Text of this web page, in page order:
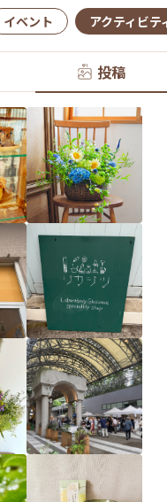
イベント アクティビテ
投稿